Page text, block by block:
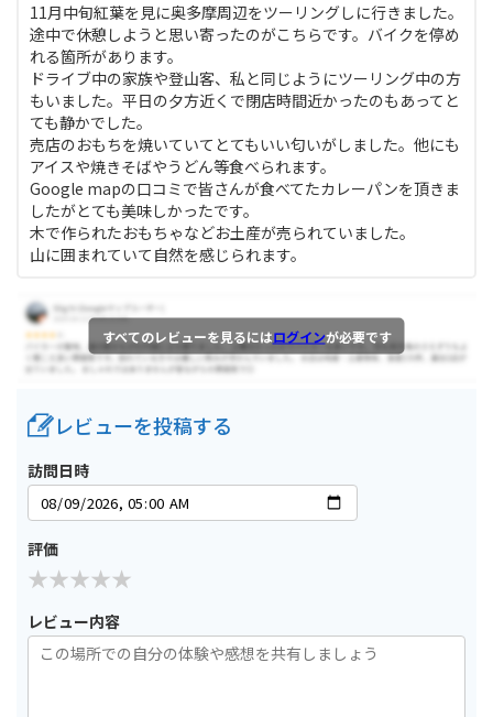
11月中旬紅葉を見に奥多摩周辺をツーリングしに行きました。
途中で休憩しようと思い寄ったのがこちらです。バイクを停め
れる箇所があります。
ドライブ中の家族や登山客、私と同じようにツーリング中の方
もいました。平日の夕方近くで閉店時間近かったのもあってと
ても静かでした。
売店のおもちを焼いていてとてもいい匂いがしました。他にも
アイスや焼きそばやうどん等食べられます。
Google mapの口コミで皆さんが食べてたカレーパンを頂きま
したがとても美味しかったです。
木で作られたおもちゃなどお土産が売られていました。
山に囲まれていて自然を感じられます。
すべてのレビューを見るにはログインが必要です
レビューを投稿する
訪問日時
評価
レビュー内容